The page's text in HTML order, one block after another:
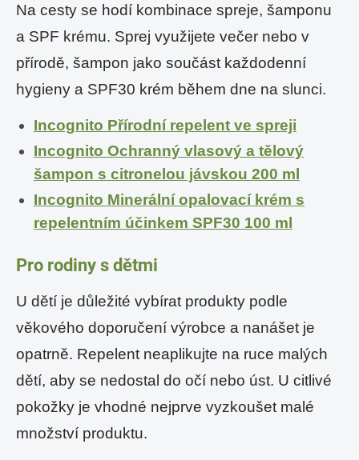
Na cesty se hodí kombinace spreje, šamponu
a SPF krému. Sprej využijete večer nebo v
přírodě, šampon jako součást každodenní
hygieny a SPF30 krém během dne na slunci.
Incognito Přírodní repelent ve spreji
Incognito Ochranný vlasový a tělový
šampon s citronelou jávskou 200 ml
Incognito Minerální opalovací krém s
repelentním účinkem SPF30 100 ml
Pro rodiny s dětmi
U dětí je důležité vybírat produkty podle
věkového doporučení výrobce a nanášet je
opatrně. Repelent neaplikujte na ruce malých
dětí, aby se nedostal do očí nebo úst. U citlivé
pokožky je vhodné nejprve vyzkoušet malé
množství produktu.